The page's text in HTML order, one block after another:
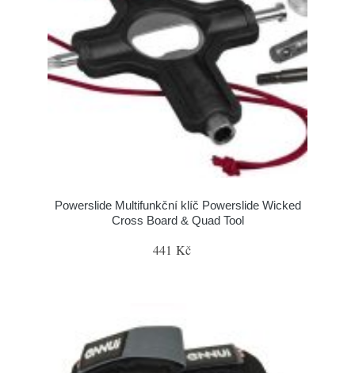
Powerslide Multifunkční klíč Powerslide Wicked
Cross Board & Quad Tool
441 Kč